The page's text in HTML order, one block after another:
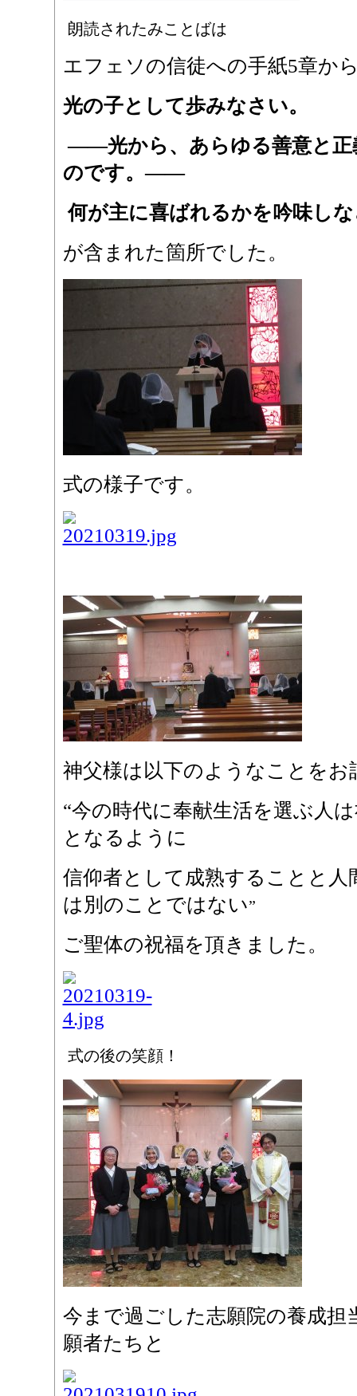
朗読されたみことばは
エフェソの信徒への手紙5章か
光の子として歩みなさい。
――光から、あらゆる善意と正
のです。――
何が主に喜ばれるかを吟味し
が含まれた箇所でした。
式の様子です。
神父様は以下のようなことを
“今の時代に奉献生活を選ぶ人
となるように
信仰者として成熟することと
は別のことではない”
ご聖体の祝福を頂きました。
式の後の笑顔！
今まで過ごした志願院の養成担
願者たちと